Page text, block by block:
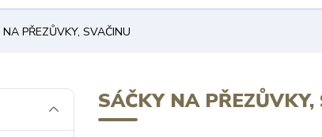
PŘEZŮVKY, SVAČINU
SÁČKY NA PŘEZŮVKY,